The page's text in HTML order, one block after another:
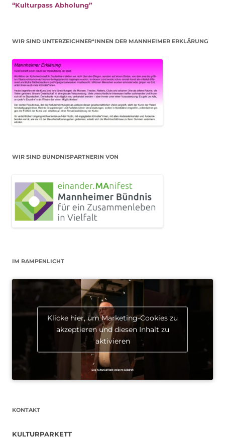
“Kulturpass Abholung”
WIR SIND UNTERZEICHNER*INNEN DER MANNHEIMER ERKLÄRUNG
WIR SIND BÜNDNISPARTNERIN VON
IM RAMPENLICHT
Klicke hier, um Marketing-Cookies zu
akzeptieren und diesen Inhalt zu
aktivieren
KONTAKT
KULTURPARKETT